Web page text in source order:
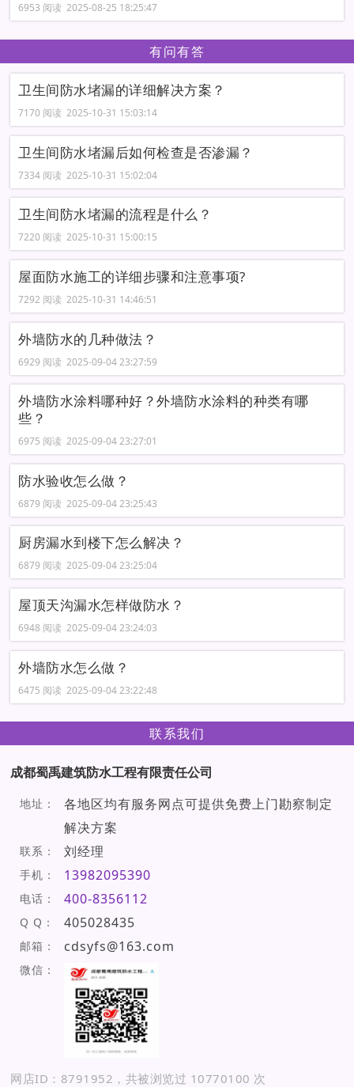
6953 阅读 2025-08-25 18:25:47
有问有答
卫生间防水堵漏的详细解决方案？
7170 阅读 2025-10-31 15:03:14
卫生间防水堵漏后如何检查是否渗漏？
7334 阅读 2025-10-31 15:02:04
卫生间防水堵漏的流程是什么？
7220 阅读 2025-10-31 15:00:15
屋面防水施工的详细步骤和注意事项?
7292 阅读 2025-10-31 14:46:51
外墙防水的几种做法？
6929 阅读 2025-09-04 23:27:59
外墙防水涂料哪种好？外墙防水涂料的种类有哪
些？
6975 阅读 2025-09-04 23:27:01
防水验收怎么做？
6879 阅读 2025-09-04 23:25:43
厨房漏水到楼下怎么解决？
6879 阅读 2025-09-04 23:25:04
屋顶天沟漏水怎样做防水？
6948 阅读 2025-09-04 23:24:03
外墙防水怎么做？
6475 阅读 2025-09-04 23:22:48
联系我们
成都蜀禹建筑防水工程有限责任公司
地址：
各地区均有服务网点可提供免费上门勘察制定
解决方案
联系： 刘经理
手机： 13982095390
电话： 400-8356112
Q Q： 405028435
邮箱： cdsyfs@163.com
微信：
网店ID：8791952，共被浏览过 10770100 次